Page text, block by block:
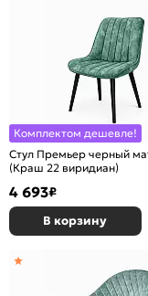
Комплектом дешевле!
Стул Премьер черный
(Краш 22 виридиан)
4 693₽
В корзину